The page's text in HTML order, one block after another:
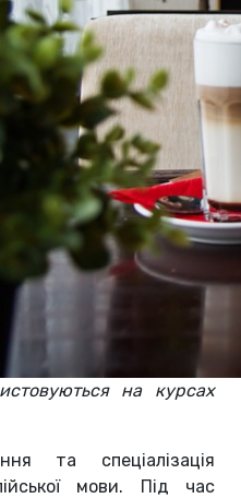
на курсах
та спеціалізація
мови. Під час